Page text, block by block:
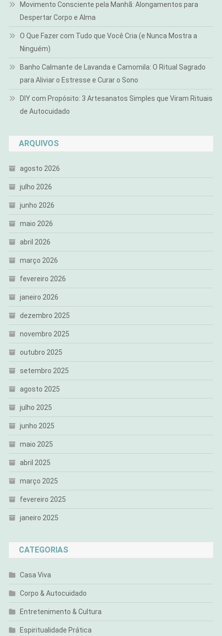
Movimento Consciente pela Manhã: Alongamentos para
Despertar Corpo e Alma
O Que Fazer com Tudo que Você Cria (e Nunca Mostra a
Ninguém)
Banho Calmante de Lavanda e Camomila: O Ritual Sagrado
para Aliviar o Estresse e Curar o Sono
DIY com Propósito: 3 Artesanatos Simples que Viram Rituais
de Autocuidado
ARQUIVOS
agosto 2026
julho 2026
junho 2026
maio 2026
abril 2026
março 2026
fevereiro 2026
janeiro 2026
dezembro 2025
novembro 2025
outubro 2025
setembro 2025
agosto 2025
julho 2025
junho 2025
maio 2025
abril 2025
março 2025
fevereiro 2025
janeiro 2025
CATEGORIAS
Casa Viva
Corpo & Autocuidado
Entretenimento & Cultura
Espiritualidade Prática